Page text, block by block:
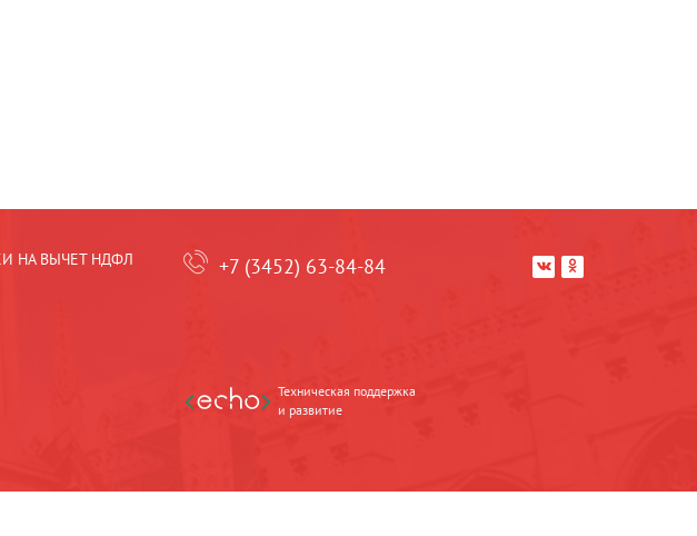
НА ВЫЧЕТ НДФЛ +7 (3452) 63-84-84  
Техническая поддержка
и развитие